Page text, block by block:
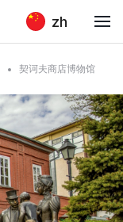
zh
契诃夫商店博物馆